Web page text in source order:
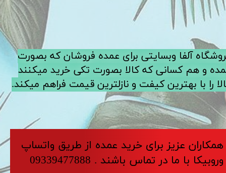
آلفا وبسایتی برای عمده فروشان که بصورت
و هم کسانی که کالا بصورت تکی خرید میکنند
را با بهترین کیفت و نازلترین قیمت فراهم میکند.
​​​همکاران عزیز برای خرید عمده از طریق واتساپ
وروبیکا با ما در تماس باشند . 09339477888